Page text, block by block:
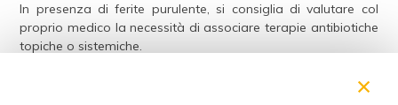
In presenza di ferite purulente, si consiglia di valutare col
proprio medico la necessità di associare terapie antibiotiche
topiche o sistemiche.
×